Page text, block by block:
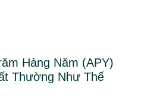
Hàng Năm (APY)
Thường Như Thế